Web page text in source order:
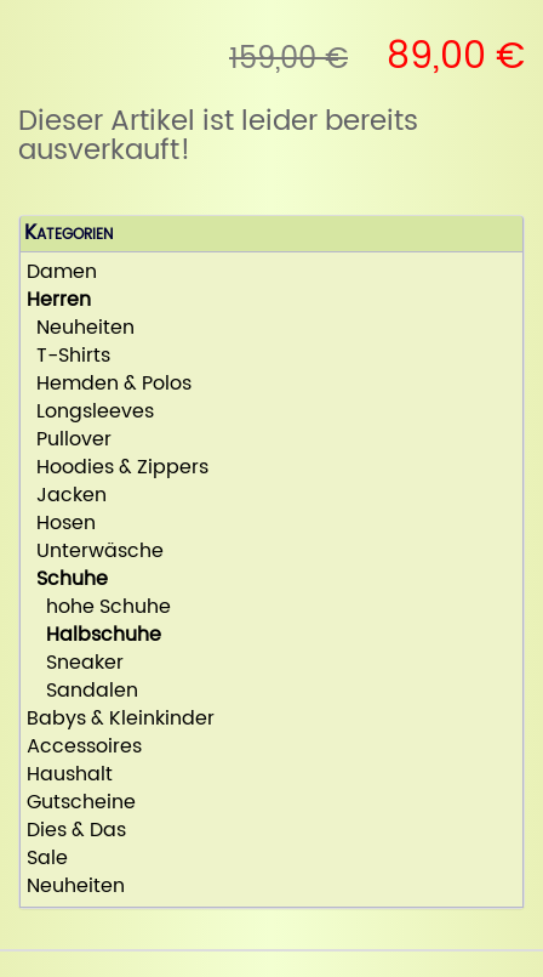
159,00 € 89,00 €
Dieser Artikel ist leider bereits
ausverkauft!
Kategorien
Damen
Herren
Neuheiten
T-Shirts
Hemden & Polos
Longsleeves
Pullover
Hoodies & Zippers
Jacken
Hosen
Unterwäsche
Schuhe
hohe Schuhe
Halbschuhe
Sneaker
Sandalen
Babys & Kleinkinder
Accessoires
Haushalt
Gutscheine
Dies & Das
Sale
Neuheiten